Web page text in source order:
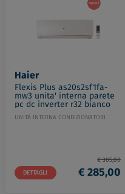
Haier
Flexis Plus as20s2sf1fa-
mw3 unita' interna parete
pc dc inverter r32 bianco
codice prod: 2501300B2
UNITÀ INTERNA CONDIZIONATORI
DETTAGLI
€ 305,00
€ 285,00